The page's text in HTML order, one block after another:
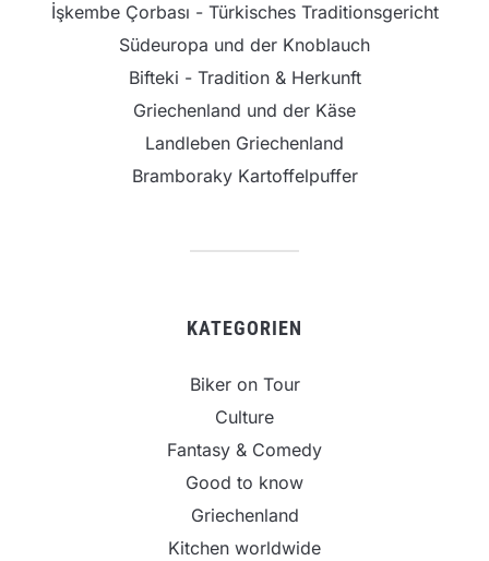
İşkembe Çorbası - Türkisches Traditionsgericht
Südeuropa und der Knoblauch
Bifteki - Tradition & Herkunft
Griechenland und der Käse
Landleben Griechenland
Bramboraky Kartoffelpuffer
KATEGORIEN
Biker on Tour
Culture
Fantasy & Comedy
Good to know
Griechenland
Kitchen worldwide